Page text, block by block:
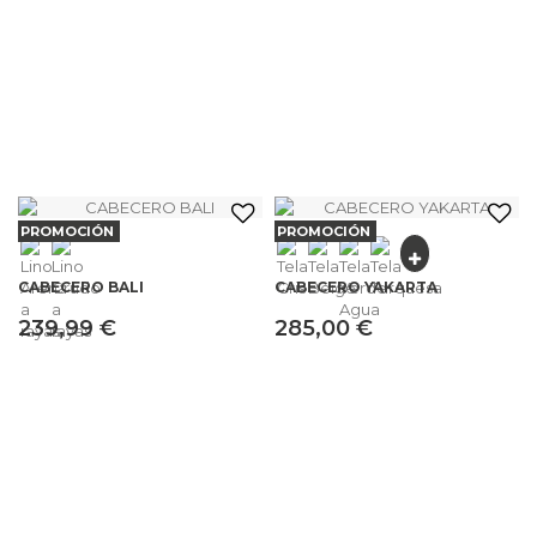
PROMOCIÓN
CABECERO BALI
239,99 €
PROMOCIÓN
CABECERO YAKARTA
285,00 €